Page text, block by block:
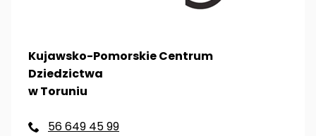
Kujawsko-Pomorskie Centrum
Dziedzictwa
w Toruniu
 56 649 45 99